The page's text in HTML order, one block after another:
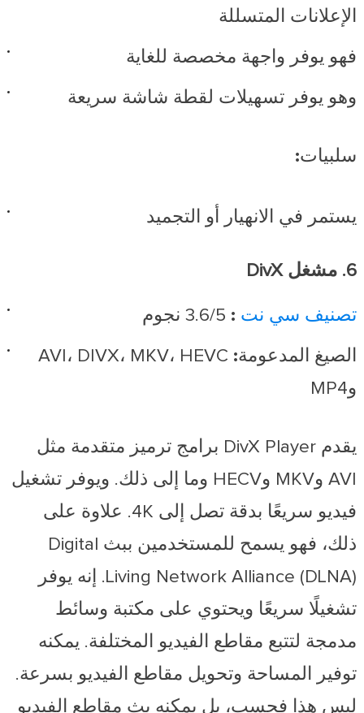
الإعلانات المتسللة
فهو يوفر واجهة مخصصة للغاية
وهو يوفر تسهيلات لقطة شاشة سريعة
سلبيات:
يستمر في الانهيار أو التجميد
6. مشغل DivX
تصنيف سي نت :
الصيغ المدعومة: AVI، DIVX، MKV، HEVC
وMP4
يقدم DivX Player برامج ترميز متقدمة مثل
AVI وMKV وHECV وما إلى ذلك. ويوفر تشغيل
فيديو سريعًا بدقة تصل إلى 4K. علاوة على
ذلك، فهو يسمح للمستخدمين ببث Digital
Living Network Alliance (DLNA). إنه يوفر
تشغيلًا سريعًا ويحتوي على مكتبة وسائط
مدمجة لتتبع مقاطع الفيديو المختلفة. يمكنه
توفير المساحة وتحويل مقاطع الفيديو بسرعة.
ليس هذا فحسب، بل يمكنه بث مقاطع الفيديو